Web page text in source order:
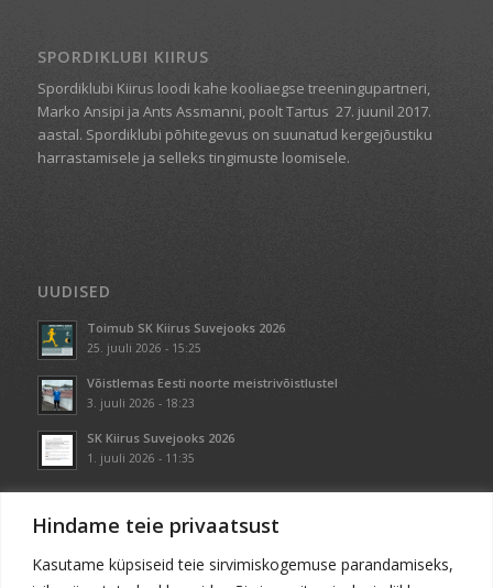
Hindame teie privaatsust
Kasutame küpsiseid teie sirvimiskogemuse parandamiseks,
SPORDIKLUBI KIIRUS
Spordiklubi Kiirus loodi kahe kooliaegse treeningupartneri,
Marko Ansipi ja Ants Assmanni, poolt Tartus 27. juunil 2017.
aastal. Spordiklubi põhitegevus on suunatud kergejõustiku
harrastamisele ja selleks tingimuste loomisele.
UUDISED
Toimub SK Kiirus Suvejooks 2026
25. juuli 2026 - 15:25
Võistlemas Eesti noorte meistrivõistlustel
3. juuli 2026 - 18:23
SK Kiirus Suvejooks 2026
1. juuli 2026 - 11:35
KONTAKT